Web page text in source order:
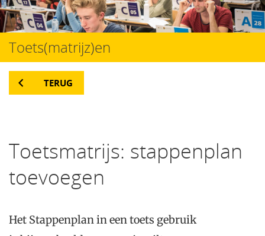
naar
het
inhoud
Toets(matrijz)en
TERUG
Toetsmatrijs: stappenplan
toevoegen
Het Stappenplan in een toets gebruik